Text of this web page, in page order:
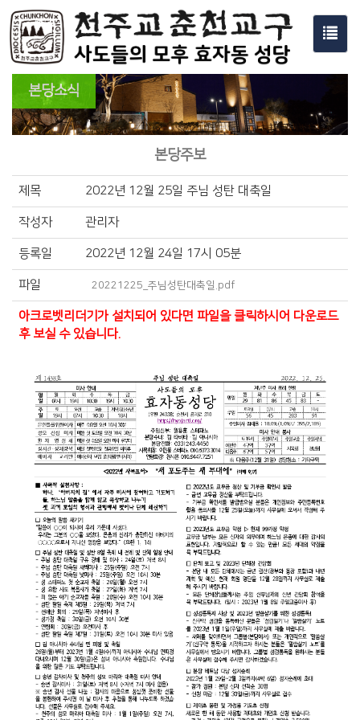
본당소식
본당주보
제목 2022년 12월 25일 주님 성탄 대축일
작성자 관리자
등록일 2022년 12월 24일 17시 05분
파일 20221225_주님성탄대축일.pdf
아크로벳리더기가 설치되어 있다면 파일을 클릭하시어 다운로드
후 보실 수 있습니다.